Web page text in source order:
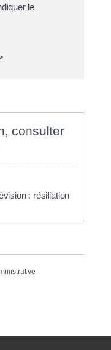
le
consulter
: résiliation